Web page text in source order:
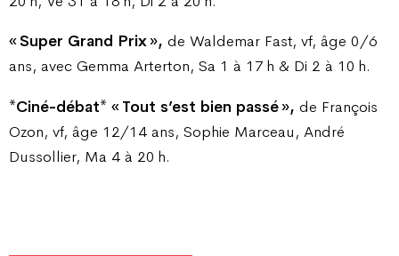
« Super Grand Prix », de Waldemar Fast, vf, âge 0/6
ans, avec Gemma Arterton, Sa 1 à 17 h & Di 2 à 10 h.
*Ciné-débat* « Tout s’est bien passé », de François
Ozon, vf, âge 12/14 ans, Sophie Marceau, André
Dussollier, Ma 4 à 20 h.